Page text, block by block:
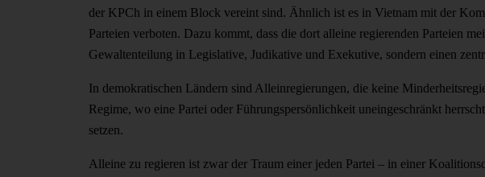
der KPCh in einem Block vereint sind. Ähnlich ist es in Vietnam mit der
Parteien verboten. Dazu kommt, dass die dort alleine regierenden Parteien
Gewaltenteilung in Legislative, Judikative und Exekutive, sondern einen
In demokratischen Ländern sind Alleinregierungen, die keine
Regime, wo eine Partei oder Führungspersönlichkeit uneingeschränkt
setzen.
Alleine zu regieren ist zwar der Traum einer jeden Partei – in einer